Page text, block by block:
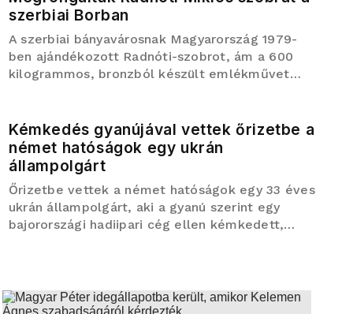
szerbiai Borban
A szerbiai bányavárosnak Magyarország 1979-
ben ajándékozott Radnóti-szobrot, ám a 600
kilogrammos, bronzból készült emlékművet
a kelet-szerbiai városban áll.
Kémkedés gyanújával vettek őrizetbe a
német hatóságok egy ukrán
állampolgárt
Őrizetbe vettek a német hatóságok egy 33 éves
ukrán állampolgárt, aki a gyanú szerint egy
bajorországi hadiipari cég ellen kémkedett,